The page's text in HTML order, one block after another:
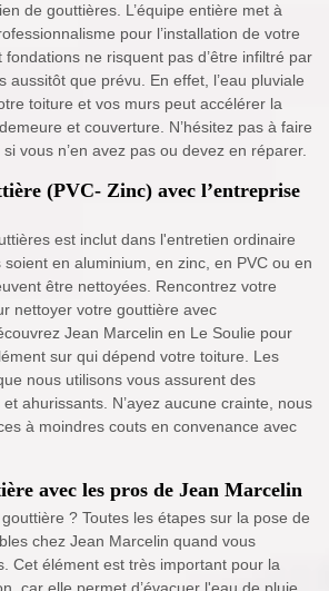
de gouttières. L’équipe entière met à
pour l’installation de votre
ne risquent pas d’être infiltré par
aussitôt que prévu. En effet, l’eau pluviale
toiture et vos murs peut accélérer la
et couverture. N’hésitez pas à faire
vous n’en avez pas ou devez en réparer.
(PVC- Zinc) avec l’entreprise
est inclut dans l'entretien ordinaire
en aluminium, en zinc, en PVC ou en
être nettoyées. Rencontrez votre
nettoyer votre gouttière avec
Jean Marcelin en Le Soulie pour
sur qui dépend votre toiture. Les
nous utilisons vous assurent des
ahurissants. N’ayez aucune crainte, nous
à moindres couts en convenance avec
avec les pros de Jean Marcelin
? Toutes les étapes sur la pose de
chez Jean Marcelin quand vous
Cet élément est très important pour la